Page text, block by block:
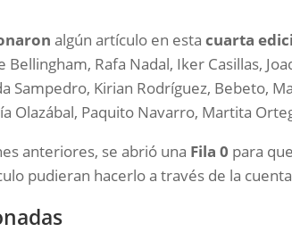
algún artículo en estacuarta
Bellingham, Rafa Nadal, Iker Casillas,
Sampedro, Kirian Rodríguez, Bebeto,
Olazábal, Paquito Navarro, Martita
anteriores, se abrió una Fila 0 para
pudieran hacerlo a través de la